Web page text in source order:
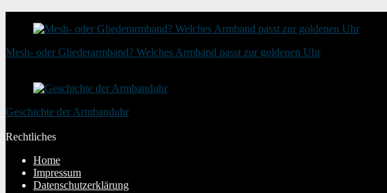
Mesh- oder Gliederarmband? Welches Armband passt zur goldenen Uhr
Geschichte der Armbanduhr
Rechtliches
Home
Impressum
Datenschutzerklärung